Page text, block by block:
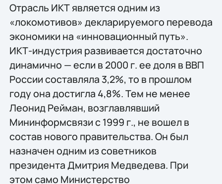
Отрасль ИКТ является одним из
«локомотивов» декларируемого перевода
экономики на «инновационный путь».
ИКТ-индустрия развивается достаточно
динамично — если в 2000 г. ее доля в ВВП
России составляла 3,2%, то в прошлом
году она достигла 4,8%. Тем не менее
Леонид Рейман, возглавлявший
Мининформсвязи с 1999 г., не вошел в
состав нового правительства. Он был
назначен одним из советников
президента Дмитрия Медведева. При
этом само Министерство